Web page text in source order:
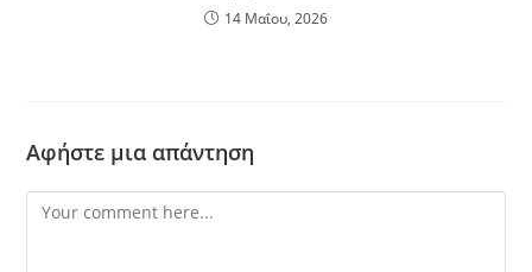
14 Μαΐου, 2026
Αφήστε μια απάντηση
Comment